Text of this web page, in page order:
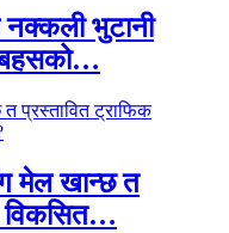
भुटानी
बहसको…
मेल खान्छ त
विकसित…